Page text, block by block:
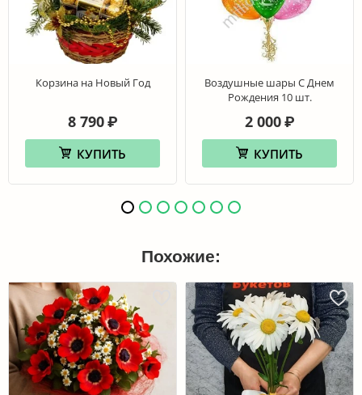
Корзина на Новый Год
8 790 ₽
КУПИТЬ
Воздушные шары С Днем
Рождения 10 шт.
2 000 ₽
КУПИТЬ
Похожие: